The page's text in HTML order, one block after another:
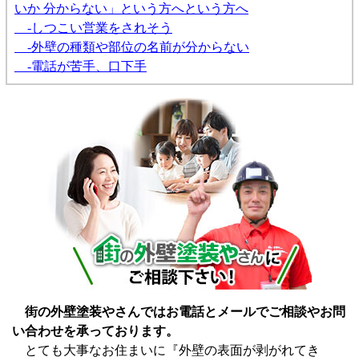
いか 分からない」という方へという方へ
-しつこい営業をされそう
-外壁の種類や部位の名前が分からない
-電話が苦手、口下手
街の外壁塗装やさんではお電話とメールでご相談やお問
い合わせを承っております。
とても大事なお住まいに『外壁の表面が剥がれてき